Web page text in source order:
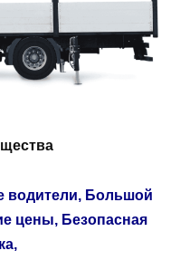
водители, Большой
цены, Безопасная